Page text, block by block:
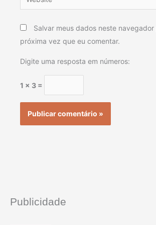
Salvar meus dados neste navegador
próxima vez que eu comentar.
Digite uma resposta em números:
1 × 3 =
Publicidade